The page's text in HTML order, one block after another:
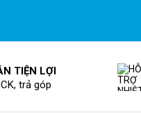
TIỆN LỢI
trả góp